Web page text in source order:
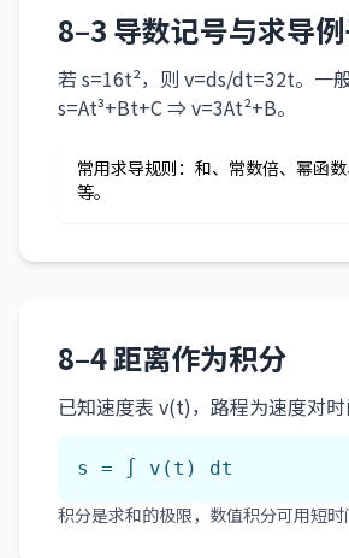
8–3 导数记号与求导
若 s=16t²，则 v=ds/dt=32t。一
s=At³+Bt+C ⇒ v=3At²+B。
常用求导规则：和、常数倍、幂函
等。
8–4 距离作为积分
已知速度表 v(t)，路程为速度对时
s = ∫ v(t) dt
积分是求和的极限，数值积分可用短时